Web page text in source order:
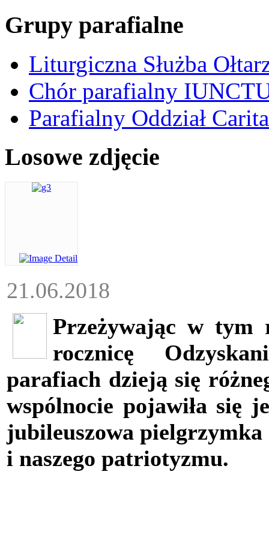
Grupy parafialne
Liturgiczna Służba
Chór parafialny
Parafialny Oddział
Losowe zdjęcie
21.06.2018
Przeżywając w tym
rocznicę
parafiach dzieją się
wspólnocie pojawiła się
jubileuszowa
i naszego patriotyzmu.